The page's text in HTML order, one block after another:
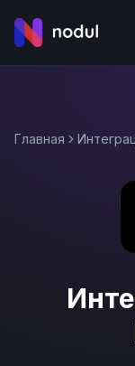
Главная